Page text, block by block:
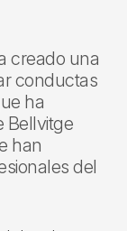
creado una
conductas
ha
Bellvitge
han
del